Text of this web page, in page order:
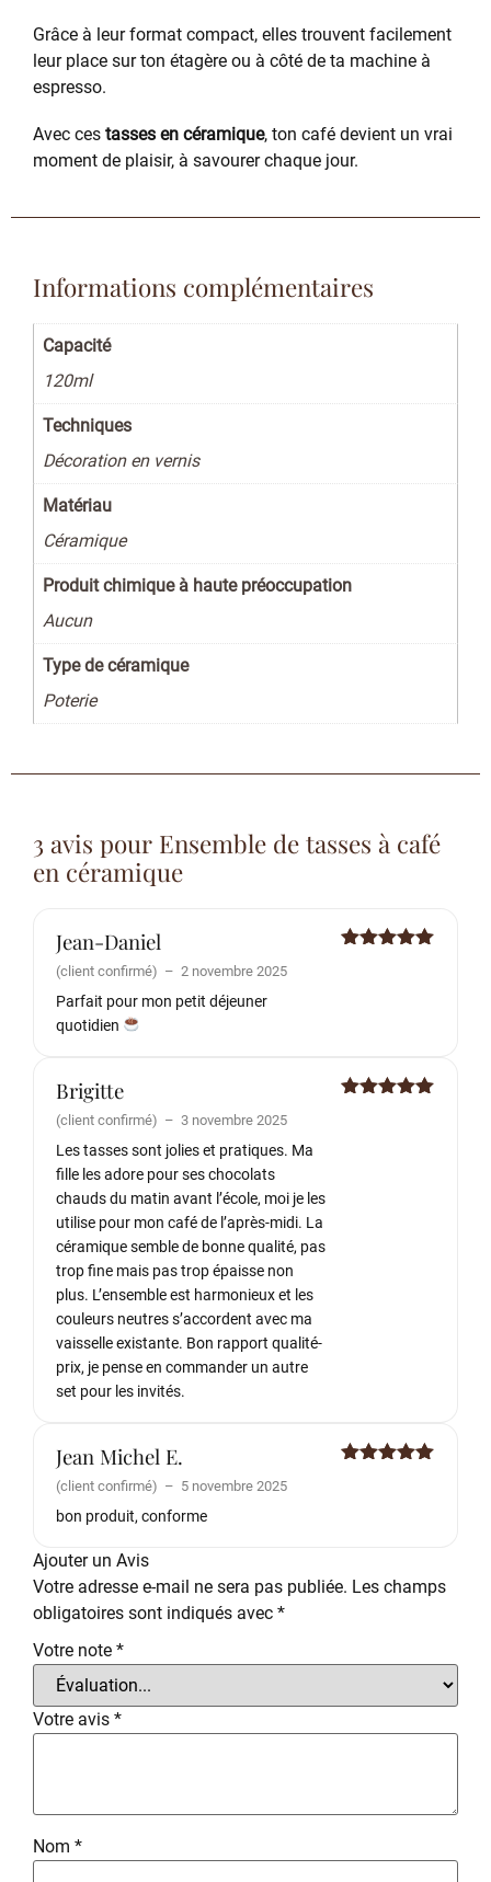
Grâce à leur format compact, elles trouvent facilement
leur place sur ton étagère ou à côté de ta machine à
espresso.
Avec ces tasses en céramique, ton café devient un vrai
moment de plaisir, à savourer chaque jour.
Informations complémentaires
Capacité
120ml
Techniques
Décoration en vernis
Matériau
Céramique
Produit chimique à haute préoccupation
Aucun
Type de céramique
Poterie
3 avis pour Ensemble de tasses à café
en céramique
Jean-Daniel
(client confirmé) – 2 novembre 2025
Parfait pour mon petit déjeuner
quotidien
Brigitte
(client confirmé) – 3 novembre 2025
Les tasses sont jolies et pratiques. Ma
fille les adore pour ses chocolats
chauds du matin avant l’école, moi je les
utilise pour mon café de l’après-midi. La
céramique semble de bonne qualité, pas
trop fine mais pas trop épaisse non
plus. L’ensemble est harmonieux et les
couleurs neutres s’accordent avec ma
vaisselle existante. Bon rapport qualité-
prix, je pense en commander un autre
set pour les invités.
Jean Michel E.
(client confirmé) – 5 novembre 2025
bon produit, conforme
Ajouter un Avis
Votre adresse e-mail ne sera pas publiée. Les champs
obligatoires sont indiqués avec *
Votre note *
Votre avis *
Nom *